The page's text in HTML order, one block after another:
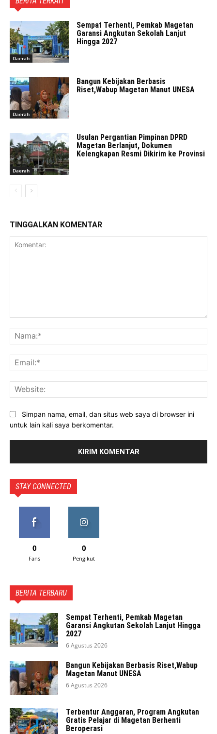
Daerah
Sempat Terhenti, Pemkab Magetan
Garansi Angkutan Sekolah Lanjut
Hingga 2027
Daerah
Bangun Kebijakan Berbasis
Riset,Wabup Magetan Manut UNESA
Daerah
Usulan Pergantian Pimpinan DPRD
Magetan Berlanjut, Dokumen
Kelengkapan Resmi Dikirim ke Provinsi
TINGGALKAN KOMENTAR
Simpan nama, email, dan situs web saya di browser ini
untuk lain kali saya berkomentar.
STAY CONNECTED
0
Fans
0
Pengikut
BERITA TERBARU
Sempat Terhenti, Pemkab Magetan
Garansi Angkutan Sekolah Lanjut Hingga
2027
6 Agustus 2026
Bangun Kebijakan Berbasis Riset,Wabup
Magetan Manut UNESA
6 Agustus 2026
Terbentur Anggaran, Program Angkutan
Gratis Pelajar di Magetan Berhenti
Beroperasi